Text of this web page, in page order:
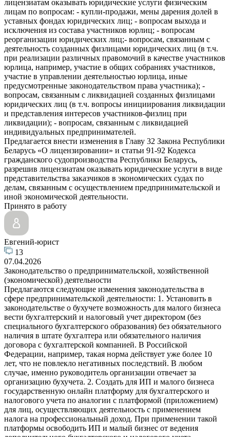
лицензиатам оказывать юридические услуги физическим
лицам по вопросам: - купли-продажи, мены дарения долей в
уставных фондах юридических лиц; - вопросам выхода и
исключения из состава участников юрлиц; - вопросам
реорганизации юридических лиц;- вопросам, связанным с
деятельность созданных физлицами юридических лиц (в т.ч.
при реализации различных правомочий в качестве участников
юрлица, например, участие в общих собраниях участников,
участие в управлении деятельностью юрлица, иные
предусмотренные законодательством права участника); -
вопросам, связанным с ликвидацией созданных физлицами
юридических лиц (в т.ч. вопросы инициирования ликвидации
и представления интересов участников-физлиц при
ликвидации); - вопросам, связанным с ликвидацией
индивидуальных предпринимателей.
Предлагается внести изменения в Главу 32 Закона Республики
Беларусь «О лицензировании» и статьи 91-92 Кодекса
гражданского судопроизводства Республики Беларусь,
разрешив лицензиатам оказывать юридические услуги в виде
представительства заказчиков в экономических судах по
делам, связанным с осуществлением предпринимательской и
иной экономической деятельности.
Принято в работу
Евгений-юрист
13
07.04.2026
Законодательство о предпринимательской, хозяйственной
(экономической) деятельности
Предлагаются следующие изменения законодательства в
сфере предпринимательской деятельности: 1. Установить в
законодательстве о бухучете возможность для малого бизнеса
вести бухгалтерский и налоговый учет директором (без
специального бухгалтерского образования) без обязательного
наличия в штате бухгалтера или обязательного наличия
договора с бухгалтерской компанией. В Российской
Федерации, например, такая норма действует уже более 10
лет, что не повлекло негативных последствий. В любом
случае, именно руководитель организации отвечает за
организацию бухучета. 2. Создать для ИП и малого бизнеса
государственную онлайн платформу для бухгалтерского и
налогового учета по аналогии с платформой (приложением)
для лиц, осуществляющих деятельность с применением
налога на профессиональный доход. При применении такой
платформы освободить ИП и малый бизнес от ведения